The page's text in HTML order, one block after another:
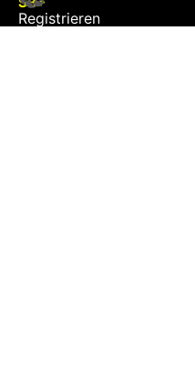
Registrieren